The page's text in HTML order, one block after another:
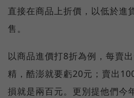
直接在商品上折價，以低於進
售。
以商品進價打8折為例，每賣
精，酷澎就要虧20元；賣出
損就是兩百元。更別提他們今